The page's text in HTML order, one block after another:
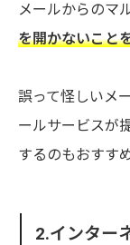
メールからのマ
を開かないこと
誤って怪しいメ
ールサービスが
するのもおすすめ
2.インター